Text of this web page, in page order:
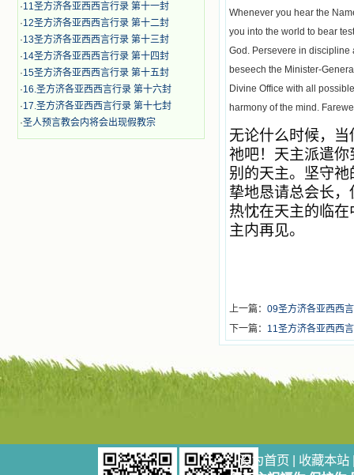
·11圣方济各亚西西言行录 第十一封
·12圣方济各亚西西言行录 第十二封
·13圣方济各亚西西言行录 第十三封
·14圣方济各亚西西言行录 第十四封
·15圣方济各亚西西言行录 第十五封
·16.圣方济各亚西西言行录 第十六封
·17.圣方济各亚西西言行录 第十七封
·圣人预言教会内将会出现假教宗
Whenever you hear the
you into the world to bear
God. Persevere in discipline
beseech the Minister-
Divine Office with all
harmony of the mind.
无论什么时候，
祂吧！天主派遣
别的天主。坚守
挚地恳请总会长
热忱在天主的临
主内再见。
上一篇： 09圣方济各亚西西
下一篇： 11圣方济各亚西西
设为首页 | 收藏本站